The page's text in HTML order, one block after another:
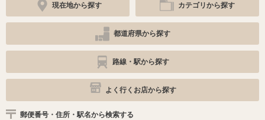
現在地から探す カテゴリから探す
都道府県から探す
路線・駅から探す
よく行くお店から探す
郵便番号・住所・駅名から検索する